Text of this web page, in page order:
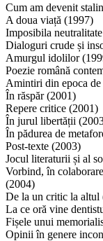
Cum am devenit
A doua viață (1997)
Imposibila
Dialoguri crude și
Amurgul idolilor
Poezie română
Amintiri din epoca
În răspăr (2001)
Repere critice (2001)
În jurul libertății
În pădurea de
Post-texte (2003)
Jocul literaturii și al
Vorbind, în
(2004)
De la un critic la altul
La ce oră vine
Fișele unui
Opinii în genere